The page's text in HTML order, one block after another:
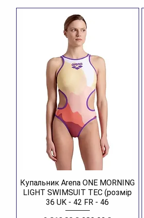
Купальник Arena ONE MORNING
LIGHT SWIMSUIT TEC (розмір
36 UK - 42 FR - 46